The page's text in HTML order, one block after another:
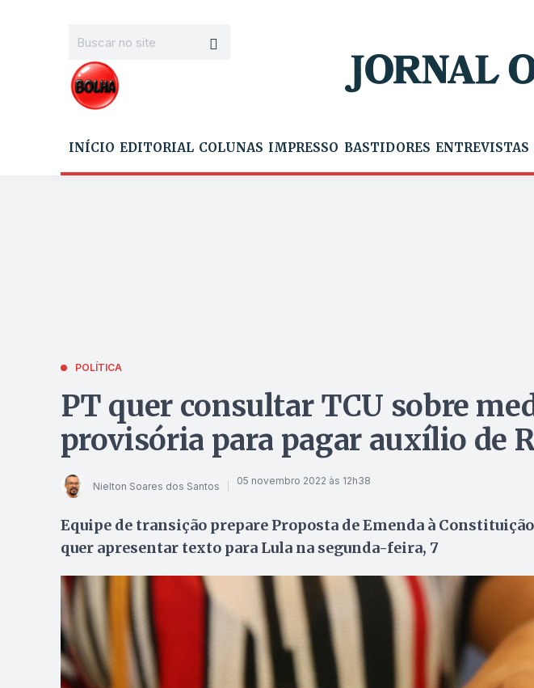
INÍCIO EDITORIAL COLUNAS IMPRESSO BASTIDORES ENTREVISTAS
POLÍTICA
PT quer consultar TCU sobre
provisória para pagar auxílio de
Nielton Soares dos Santos 05 novembro 2022 às 12h38
Equipe de transição prepare Proposta de Emenda à
quer apresentar texto para Lula na segunda-feira, 7